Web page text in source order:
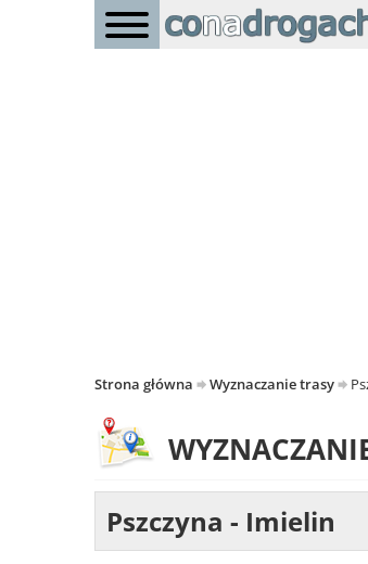
Strona główna Wyznaczanie trasy
Pszczyna - Imielin